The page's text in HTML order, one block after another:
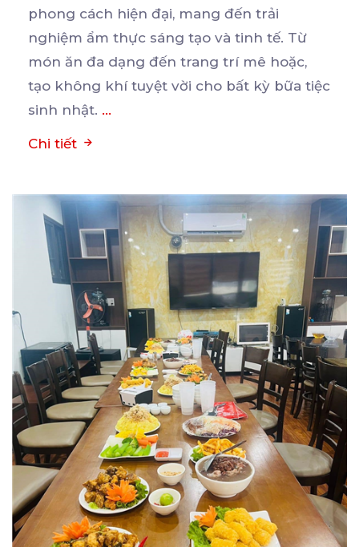
phong cách hiện đại, mang đến trải
nghiệm ẩm thực sáng tạo và tinh tế. Từ
món ăn đa dạng đến trang trí mê hoặc,
tạo không khí tuyệt vời cho bất kỳ bữa tiệc
sinh nhật. ...
Chi tiết